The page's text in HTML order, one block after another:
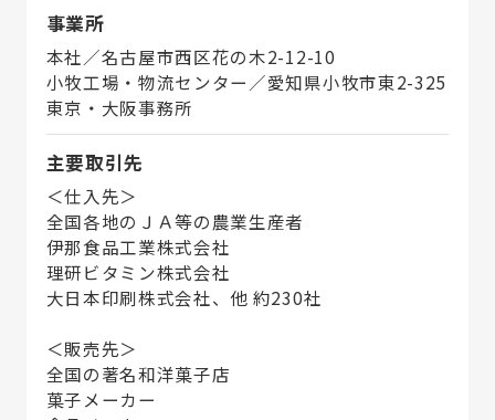
事業所
本社／名古屋市西区花の木2-12-10
小牧工場・物流センター／愛知県小牧市東2-325
東京・大阪事務所
主要取引先
＜仕入先＞
全国各地のＪＡ等の農業生産者
伊那食品工業株式会社
理研ビタミン株式会社
大日本印刷株式会社、他 約230社
＜販売先＞
全国の著名和洋菓子店
菓子メーカー